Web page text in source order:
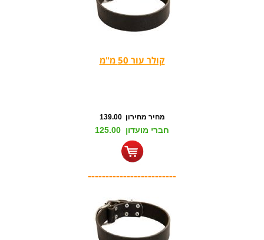
קולר עור 50 מ"מ
מחיר מחירון 139.00
חברי מועדון 125.00
-------------------------